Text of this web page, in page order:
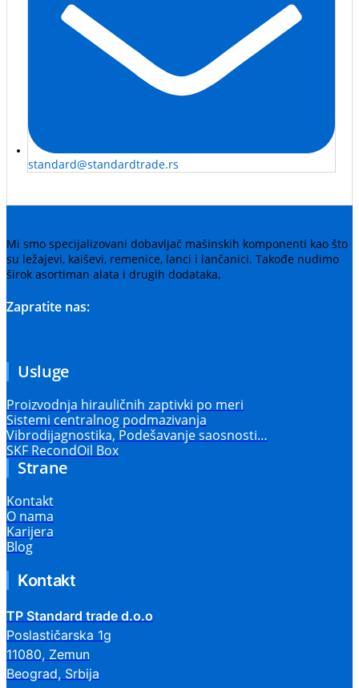
standard@standardtrade.rs
Mi smo specijalizovani dobavljač mašinskih komponenti kao što
su ležajevi, kaiševi, remenice, lanci i lančanici. Takođe nudimo
širok asortiman alata i drugih dodataka.
Zapratite nas:
Usluge
Proizvodnja hirauličnih zaptivki po meri
Sistemi centralnog podmazivanja
Vibrodijagnostika, Podešavanje saosnosti…
SKF RecondOil Box
Strane
Kontakt
O nama
Karijera
Blog
Kontakt
TP Standard trade d.o.o
Poslastičarska 1g
11080, Zemun
Beograd, Srbija